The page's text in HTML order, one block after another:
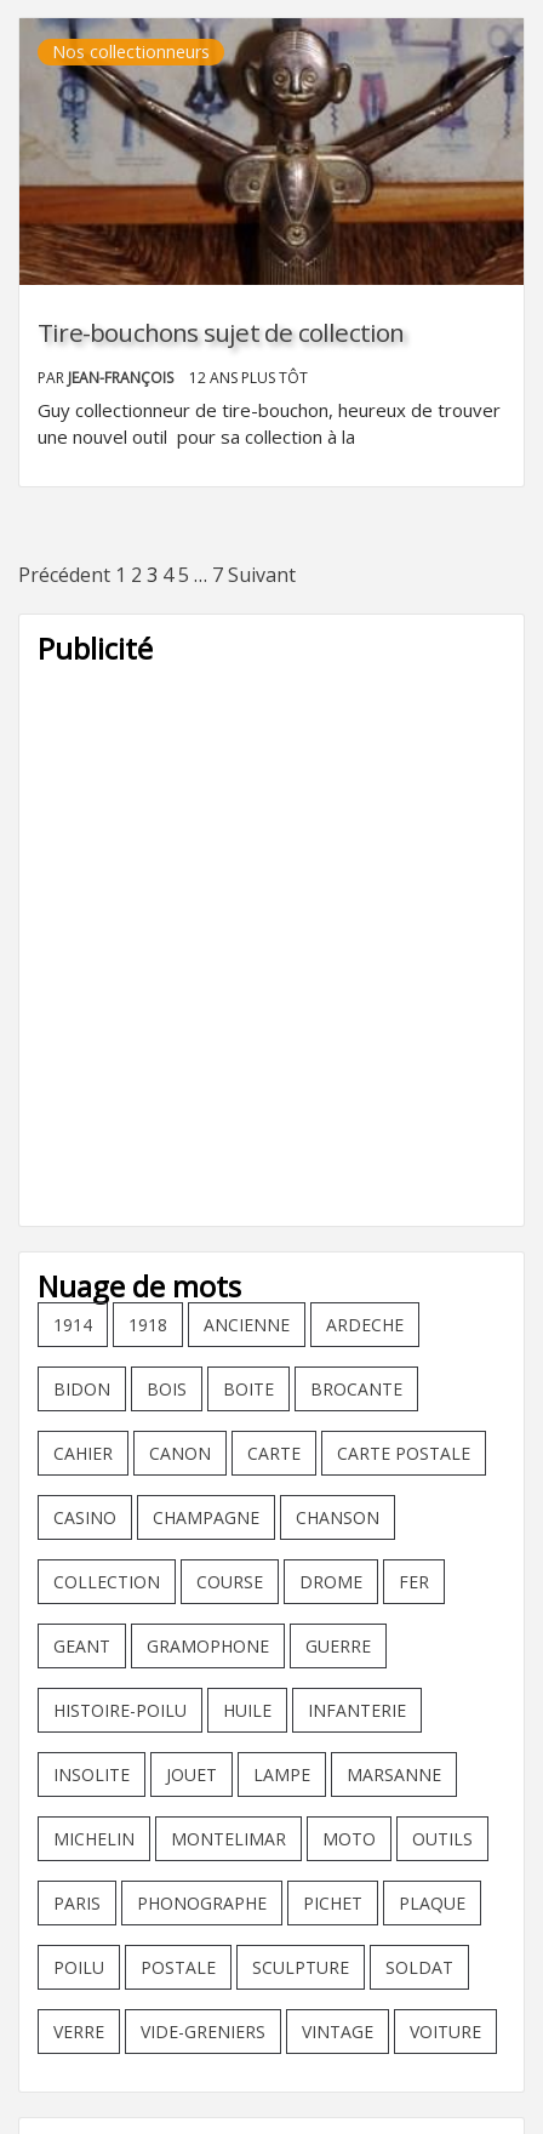
Nos collectionneurs
Tire-bouchons sujet de collection
PAR JEAN-FRANÇOIS 12 ANS PLUS TÔT
Guy collectionneur de tire-bouchon, heureux de trouver
une nouvel outil pour sa collection à la
Pagination
des
Précédent 1 2 3 45 … 7Suivant
Publicité
Nuage de mots
1914 1918 ANCIENNE ARDECHE
BIDON BOIS BOITE BROCANTE
CAHIER CANON CARTE CARTE POSTALE
CASINO CHAMPAGNE CHANSON
COLLECTION COURSE DROME FER
GEANT GRAMOPHONE GUERRE
HISTOIRE-POILU HUILE INFANTERIE
INSOLITE JOUET LAMPE MARSANNE
MICHELIN MONTELIMAR MOTO OUTILS
PARIS PHONOGRAPHE PICHET PLAQUE
POILU POSTALE SCULPTURE SOLDAT
VERRE VIDE-GRENIERS VINTAGE VOITURE